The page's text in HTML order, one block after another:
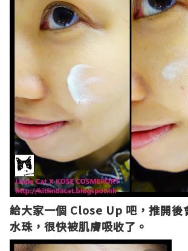
給大家一個 Close Up 吧，推開後
水珠，很快被肌膚吸收了。